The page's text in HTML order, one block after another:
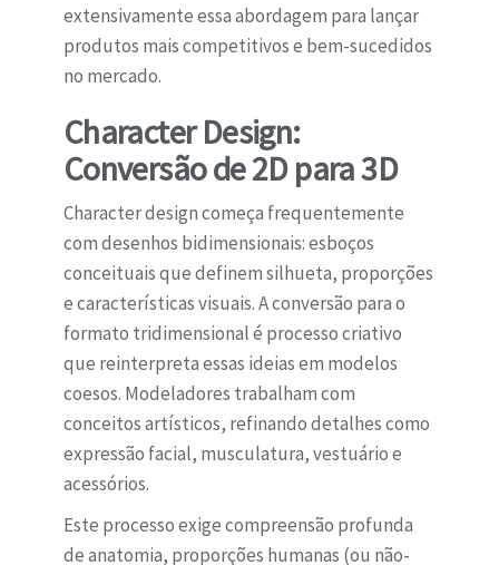
extensivamente essa abordagem para lançar
produtos mais competitivos e bem-sucedidos
no mercado.
Character Design:
Conversão de 2D para 3D
Character design começa frequentemente
com desenhos bidimensionais: esboços
conceituais que definem silhueta, proporções
e características visuais. A conversão para o
formato tridimensional é processo criativo
que reinterpreta essas ideias em modelos
coesos. Modeladores trabalham com
conceitos artísticos, refinando detalhes como
expressão facial, musculatura, vestuário e
acessórios.
Este processo exige compreensão profunda
de anatomia, proporções humanas (ou não-